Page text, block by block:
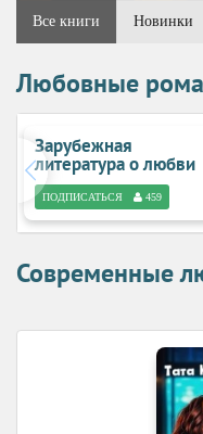
Все книги Новинки
Любовные
Зарубежная
литература о любви
ПОДПИСАТЬСЯ 459
Современные